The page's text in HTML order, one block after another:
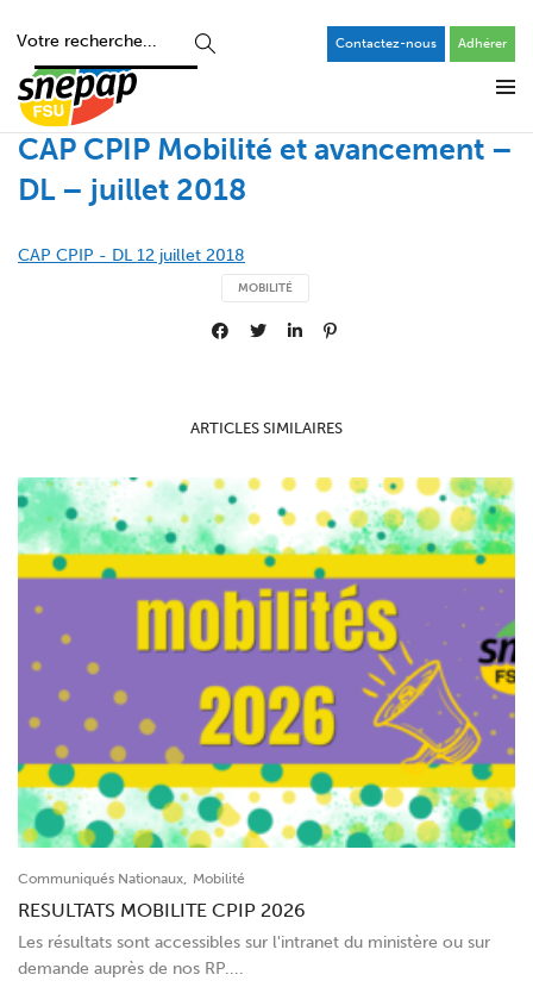
Contactez-nous Adhérer
CAP CPIP Mobilité et avancement –
DL – juillet 2018
CAP CPIP - DL 12 juillet 2018
MOBILITÉ
ARTICLES SIMILAIRES
Communiqués Nationaux, Mobilité
RESULTATS MOBILITE CPIP 2026
Les résultats sont accessibles sur l'intranet du ministère ou sur
demande auprès de nos RP....